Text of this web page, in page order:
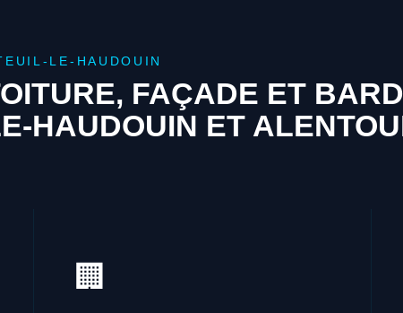
LE-HAUDOUIN
FAÇADE ET
HAUDOUIN ET
🏢